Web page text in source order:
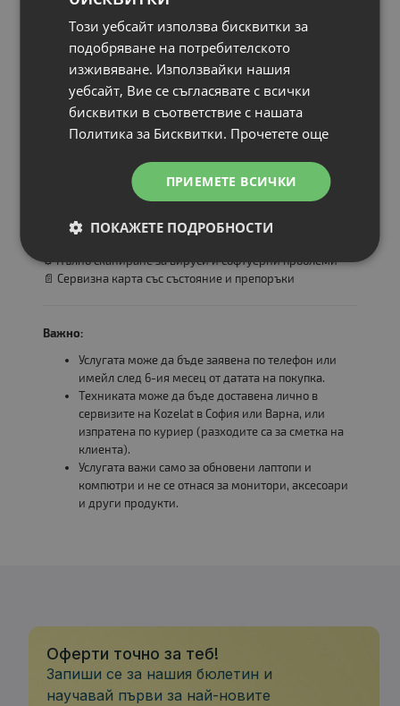
* Инсталираната операционна система е съобразена с
поколението на процесора и изискванията на Microsoft.
Всеки клиент, закупил лаптоп или компютър в рамките
на кампанията, получаваеднократна безплатна
диагностика и профилактика, която включва:
охлаждането
⚙️ Пълно сканиране за вируси и софтуерни проблеми
📄 Сервизна карта със състояние и препоръки
Важно:
Услугата може да бъде заявена по телефон или
имейл след 6-ия месец от датата на покупка.
Техниката може да бъде доставена лично в
сервизите на Kozelat в София или Варна, или
изпратена по куриер (разходите са за сметка на
клиента).
Услугата важи само за обновени лаптопи и
компютри и не се отнася за монитори, аксесоари
и други продукти.
Оферти точно за теб!
Запиши се за нашия бюлетин и
научавай първи за най-новите
Този уебсайт използва бисквитки за
подобряване на потребителското
изживяване. Използвайки нашия
уебсайт, Вие се съгласявате с всички
бисквитки в съответствие с нашата
Политика за Бисквитки. Прочетете още
ПРИЕМЕТЕ ВСИЧКИ
ПОКАЖЕТЕ ПОДРОБНОСТИ